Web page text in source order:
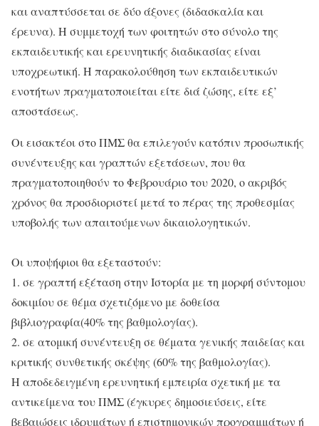
και αναπτύσσεται σε δύο άξονες (διδασκαλία και
έρευνα). Η συμμετοχή των φοιτητών στο σύνολο της
εκπαιδευτικής και ερευνητικής διαδικασίας είναι
υποχρεωτική. Η παρακολούθηση των εκπαιδευτικών
ενοτήτων πραγματοποιείται είτε διά ζώσης, είτε εξ’
αποστάσεως.
Οι εισακτέοι στο ΠΜΣ θα επιλεγούν κατόπιν προσωπικής
συνέντευξης και γραπτών εξετάσεων, που θα
πραγματοποιηθούν το Φεβρουάριο του 2020, ο ακριβός
χρόνος θα προσδιοριστεί μετά το πέρας της προθεσμίας
υποβολής των απαιτούμενων δικαιολογητικών.
Οι υποψήφιοι θα εξεταστούν:
1. σε γραπτή εξέταση στην Ιστορία με τη μορφή σύντομου
δοκιμίου σε θέμα σχετιζόμενο με δοθείσα
βιβλιογραφία(40% της βαθμολογίας).
2. σε ατομική συνέντευξη σε θέματα γενικής παιδείας και
κριτικής συνθετικής σκέψης (60% της βαθμολογίας).
Η αποδεδειγμένη ερευνητική εμπειρία σχετική με τα
αντικείμενα του ΠΜΣ (έγκυρες δημοσιεύσεις, είτε
βεβαιώσεις ιδρυμάτων ή επιστημονικών προγραμμάτων ή